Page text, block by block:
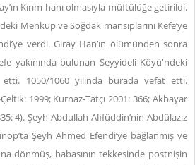
Kırım hanı olmasıyla müftülüğe getirildi.
Menkup ve Soğdak mansıplarını Kefe’ye
verdi. Giray Han’ın ölümünden sonra
yakınında bulunan Seyyideli Köyü'ndeki
1050/1060 yılında burada vefat etti.
Çeltik: 1999; Kurnaz-Tatçı 2001: 366; Akbayar
4). Şeyh Abdullah Aﬁfüddin’nin Abdülaziz
Şeyh Ahmed Efendi’ye bağlanmış ve
dönmüş, babasının tekkesinde postnişin